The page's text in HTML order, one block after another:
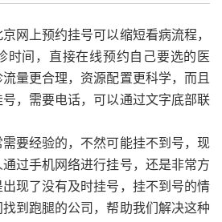
京网上预约挂号可以缩短看病流程，
时间，直接在线预约自己要选的医
量更合理，资源配置更科学，而且
，需要电话，可以通过文字底部联
要经验的，不然可能挂不到号，现
过手机网络进行挂号，还是非常方
现了没有及时挂号，挂不到号的情
到跑腿的公司，帮助我们解决这种